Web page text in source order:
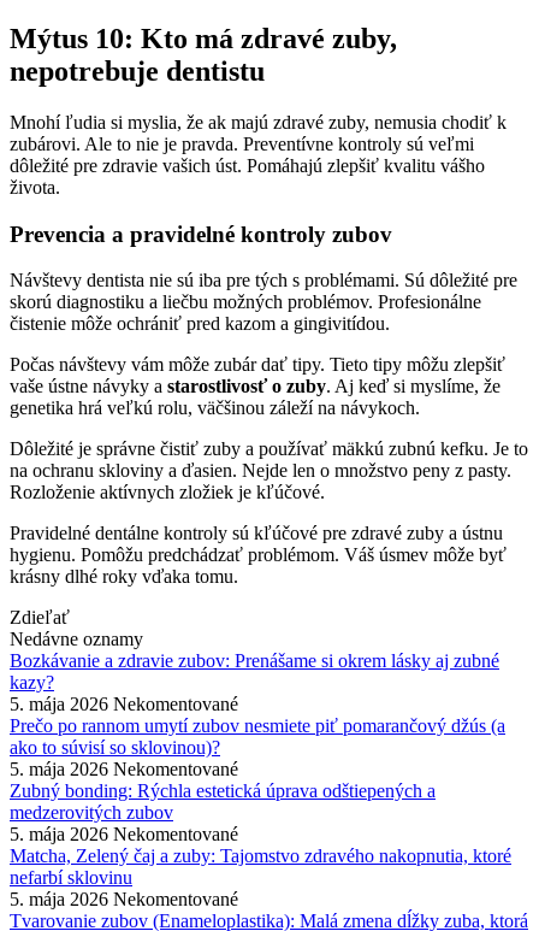
Mýtus 10: Kto má zdravé zuby,
nepotrebuje dentistu
Mnohí ľudia si myslia, že ak majú zdravé zuby, nemusia chodiť k
zubárovi. Ale to nie je pravda. Preventívne kontroly sú veľmi
dôležité pre zdravie vašich úst. Pomáhajú zlepšiť kvalitu vášho
života.
Prevencia a pravidelné kontroly zubov
Návštevy dentista nie sú iba pre tých s problémami. Sú dôležité pre
skorú diagnostiku a liečbu možných problémov. Profesionálne
čistenie môže ochrániť pred kazom a gingivitídou.
Počas návštevy vám môže zubár dať tipy. Tieto tipy môžu zlepšiť
vaše ústne návyky a starostlivosť o zuby. Aj keď si myslíme, že
genetika hrá veľkú rolu, väčšinou záleží na návykoch.
Dôležité je správne čistiť zuby a používať mäkkú zubnú kefku. Je to
na ochranu skloviny a ďasien. Nejde len o množstvo peny z pasty.
Rozloženie aktívnych zložiek je kľúčové.
Pravidelné dentálne kontroly sú kľúčové pre zdravé zuby a ústnu
hygienu. Pomôžu predchádzať problémom. Váš úsmev môže byť
krásny dlhé roky vďaka tomu.
Zdieľať
Nedávne oznamy
Bozkávanie a zdravie zubov: Prenášame si okrem lásky aj zubné
kazy?
5. mája 2026 Nekomentované
Prečo po rannom umytí zubov nesmiete piť pomarančový džús (a
ako to súvisí so sklovinou)?
5. mája 2026 Nekomentované
Zubný bonding: Rýchla estetická úprava odštiepených a
medzerovitých zubov
5. mája 2026 Nekomentované
Matcha, Zelený čaj a zuby: Tajomstvo zdravého nakopnutia, ktoré
nefarbí sklovinu
5. mája 2026 Nekomentované
Tvarovanie zubov (Enameloplastika): Malá zmena dĺžky zuba, ktorá